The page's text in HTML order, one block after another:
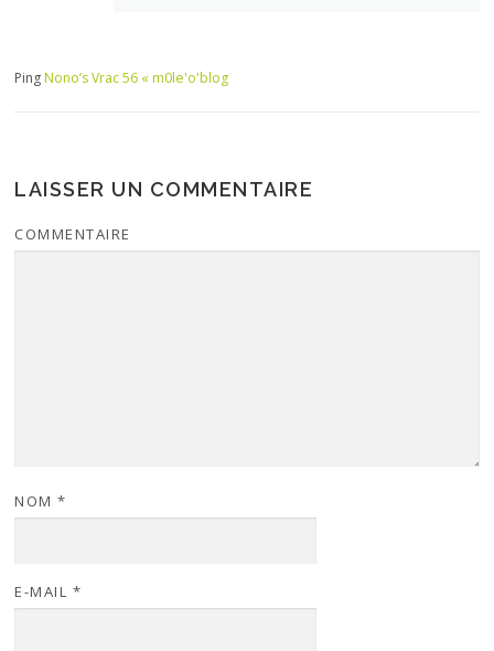
PingNono’s Vrac 56 « m0le'o'blog
LAISSER UN COMMENTAIRE
COMMENTAIRE
NOM*
E-MAIL *